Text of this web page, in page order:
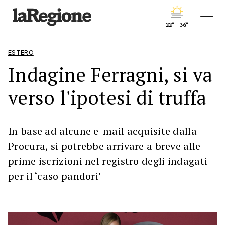
22° - 36°
ESTERO
Indagine Ferragni, si va
verso l'ipotesi di truffa
In base ad alcune e-mail acquisite dalla
Procura, si potrebbe arrivare a breve alle
prime iscrizioni nel registro degli indagati
per il ‘caso pandori’